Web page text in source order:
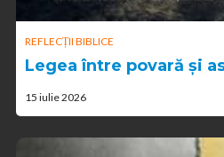
REFLECȚII BIBLICE
Legea între povară și
15 iulie 2026